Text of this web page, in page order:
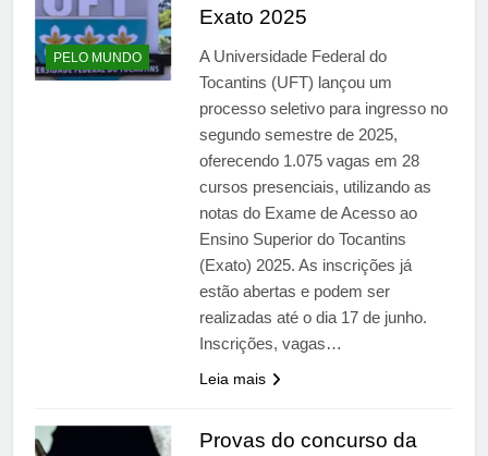
PELO MUNDO
Exato 2025
A Universidade Federal do
Tocantins (UFT) lançou um
processo seletivo para ingresso no
segundo semestre de 2025,
oferecendo 1.075 vagas em 28
cursos presenciais, utilizando as
notas do Exame de Acesso ao
Ensino Superior do Tocantins
(Exato) 2025. As inscrições já
estão abertas e podem ser
realizadas até o dia 17 de junho.
Inscrições, vagas…
Leia mais
Provas do concurso da